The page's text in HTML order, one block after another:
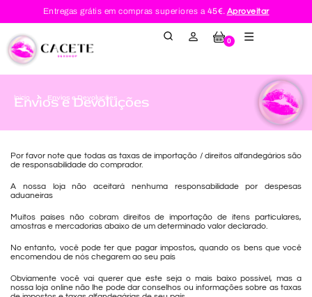
Entregas grátis em compras superiores a 45€. Aproveitar
0
Início Envios e Devoluções
Envios e Devoluções
Por favor note que todas as taxas de importação / direitos alfandegários são
de responsabilidade do comprador.
A nossa loja não aceitará nenhuma responsabilidade por despesas
aduaneiras
Muitos países não cobram direitos de importação de itens particulares,
amostras e mercadorias abaixo de um determinado valor declarado.
No entanto, você pode ter que pagar impostos, quando os bens que você
encomendou de nós chegarem ao seu país
Obviamente você vai querer que este seja o mais baixo possível, mas a
nossa loja online não lhe pode dar conselhos ou informações sobre as taxas